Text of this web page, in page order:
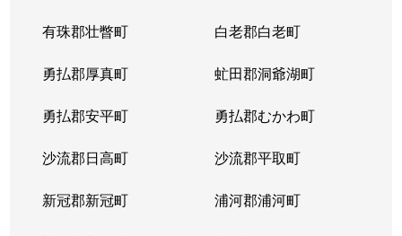
有珠郡壮瞥町 白老郡白老町
勇払郡厚真町 虻田郡洞爺湖町
勇払郡安平町 勇払郡むかわ町
沙流郡日高町 沙流郡平取町
新冠郡新冠町 浦河郡浦河町